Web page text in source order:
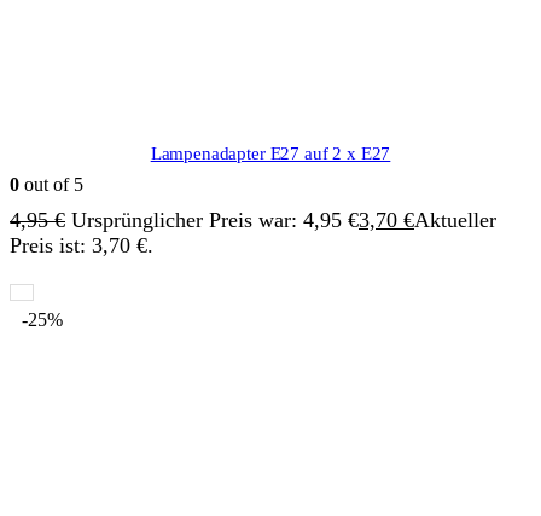
Lampenadapter E27 auf 2 x E27
0 out of 5
4,95€ Ursprünglicher Preis war: 4,95 €3,70 €Aktueller
Preis ist: 3,70 €.
-25%